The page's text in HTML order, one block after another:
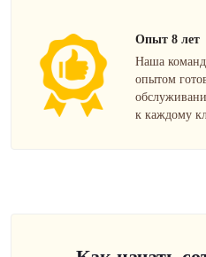
Опыт 8 лет
Наша
опытом
к каждому